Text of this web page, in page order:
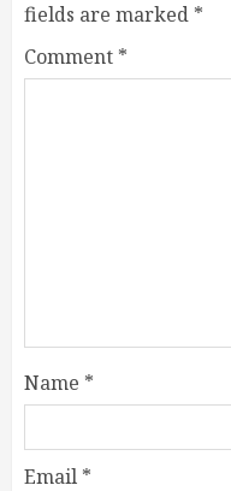
fields are marked *
Comment *
Name *
Email *